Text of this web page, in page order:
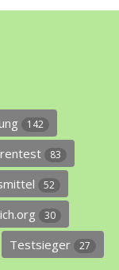
142
83
52
30
Testsieger 27